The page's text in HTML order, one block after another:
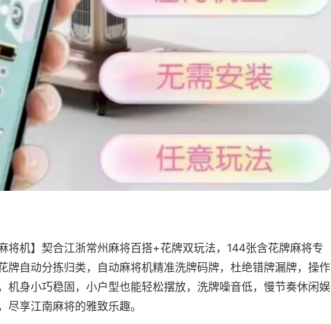
将机】契合江浙常州麻将百搭+花牌双玩法，144张含花牌麻将专
牌自动分拣归类，自动麻将机精准洗牌码牌，杜绝错牌漏牌，操作
机身小巧稳固，小户型也能轻松摆放，洗牌噪音低，慢节奏休闲娱
享江南麻将的雅致乐趣。